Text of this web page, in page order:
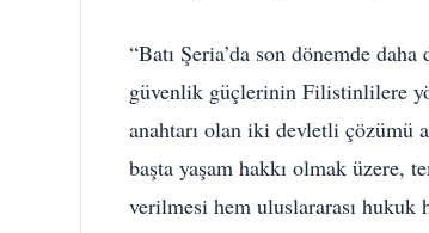
“Batı Şeria’da son dönemde
güvenlik güçlerinin Filistinlilere
anahtarı olan iki devletli çözümü
başta yaşam hakkı olmak üzere,
verilmesi hem uluslararası